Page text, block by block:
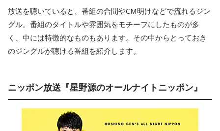
放送を聴いていると、番組の合間やCM明けなどで流れるジン
グル。番組のタイトルや雰囲気をモチーフにしたものが多
く、中には特徴的なものもあります。その中からとっておき
のジングルが聴ける番組を紹介します。
ニッポン放送『星野源のオールナイトニッポン』